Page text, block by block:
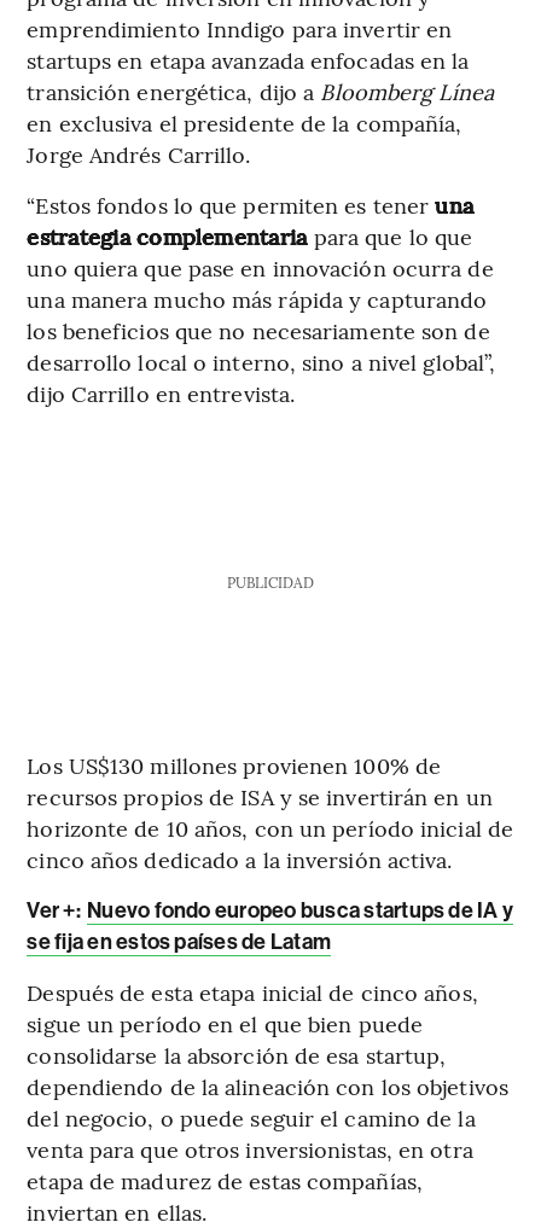
emprendimiento Inndigo para invertir en
startups en etapa avanzada enfocadas en la
transición energética, dijo a Bloomberg Línea
en exclusiva el presidente de la compañía,
Jorge Andrés Carrillo.
“Estos fondos lo que permiten es tener una
estrategia complementaria para que lo que
uno quiera que pase en innovación ocurra de
una manera mucho más rápida y capturando
los beneficios que no necesariamente son de
desarrollo local o interno, sino a nivel global”,
dijo Carrillo en entrevista.
PUBLICIDAD
Los US$130 millones provienen 100% de
recursos propios de ISA y se invertirán en un
horizonte de 10 años, con un período inicial de
cinco años dedicado a la inversión activa.
Ver +: Nuevo fondo europeo busca startups de IA y
se fija en estos países de Latam
Después de esta etapa inicial de cinco años,
sigue un período en el que bien puede
consolidarse la absorción de esa startup,
dependiendo de la alineación con los objetivos
del negocio, o puede seguir el camino de la
venta para que otros inversionistas, en otra
etapa de madurez de estas compañías,
inviertan en ellas.